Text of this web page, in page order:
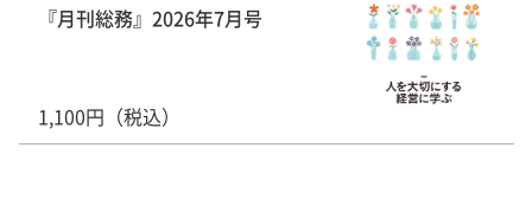
『月刊総務』2026年7月号
1,100円（税込）